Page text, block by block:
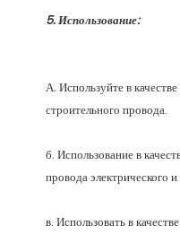
5. Использование:
А. Используйте в
б. Использование в